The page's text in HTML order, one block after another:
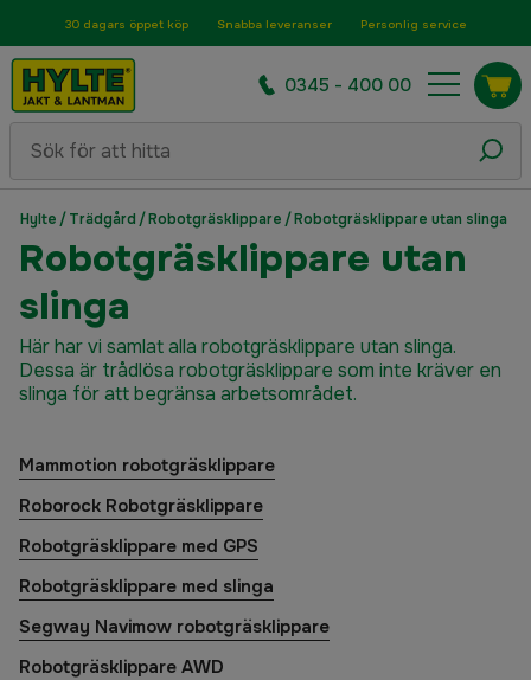
30 dagars öppet köp Snabba leveranser Personlig service
0345 - 400 00
Hylte /Trädgård /Robotgräsklippare /Robotgräsklippare utan slinga
Robotgräsklippare utan
slinga
Här har vi samlat alla robotgräsklippare utan slinga.
Dessa är trådlösa robotgräsklippare som inte kräver en
slinga för att begränsa arbetsområdet.
Mammotion robotgräsklippare
Roborock Robotgräsklippare
Robotgräsklippare med GPS
Robotgräsklippare med slinga
Segway Navimow robotgräsklippare
Robotgräsklippare AWD